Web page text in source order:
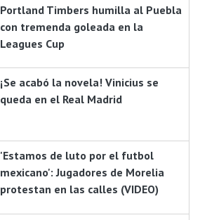
Portland Timbers humilla al Puebla
con tremenda goleada en la
Leagues Cup
¡Se acabó la novela! Vinicius se
queda en el Real Madrid
'Estamos de luto por el futbol
mexicano': Jugadores de Morelia
protestan en las calles (VIDEO)